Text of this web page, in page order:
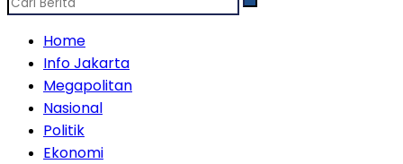
Home
Info Jakarta
Megapolitan
Nasional
Politik
Ekonomi